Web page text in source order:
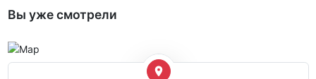
Вы уже смотрели